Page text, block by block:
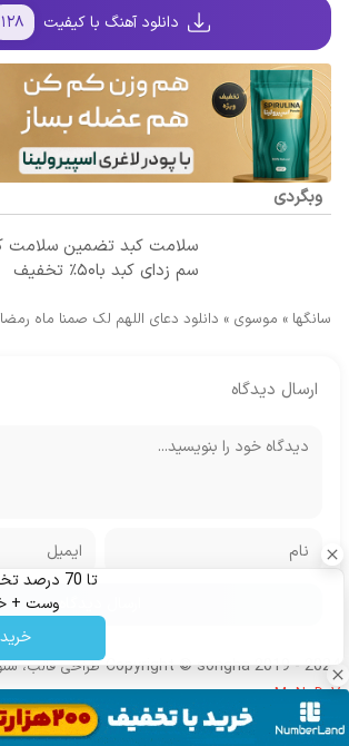
دانلود آهنگ با کیفیت ۱۲۸
وبگردی
سلامت کبد تضمین سلامت
سم زدای کبد با۵۰٪ تخفیف
سانگها » موسوی » دانلود دعای اللهم لک صمنا ماه
ارسال دیدگاه
تا 70
وست +
Copyright © songha 2019 - 2024 طراحی قالب،
MoNoDeV